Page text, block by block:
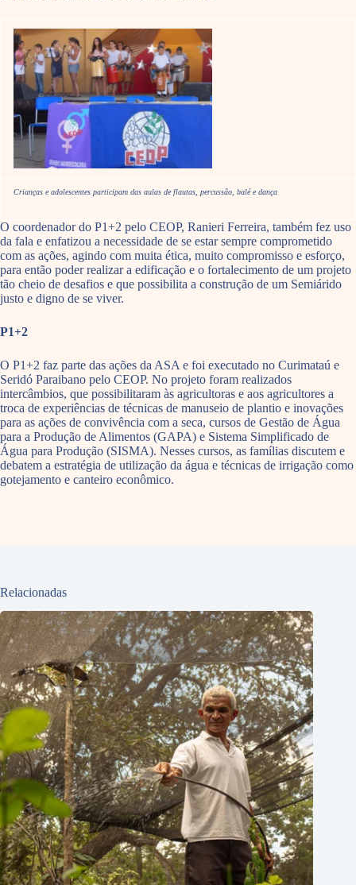
Crianças e adolescentes participam das aulas de flautas, percussão, balé e dança
O coordenador do P1+2 pelo CEOP, Ranieri Ferreira, também fez uso
da fala e enfatizou a necessidade de se estar sempre comprometido
com as ações, agindo com muita ética, muito compromisso e esforço,
para então poder realizar a edificação e o fortalecimento de um projeto
tão cheio de desafios e que possibilita a construção de um Semiárido
justo e digno de se viver.
P1+2
O P1+2 faz parte das ações da ASA e foi executado no Curimataú e
Seridó Paraibano pelo CEOP. No projeto foram realizados
intercâmbios, que possibilitaram às agricultoras e aos agricultores a
troca de experiências de técnicas de manuseio de plantio e inovações
para as ações de convivência com a seca, cursos de Gestão de Água
para a Produção de Alimentos (GAPA) e Sistema Simplificado de
Água para Produção (SISMA). Nesses cursos, as famílias discutem e
debatem a estratégia de utilização da água e técnicas de irrigação como
gotejamento e canteiro econômico.
Relacionadas